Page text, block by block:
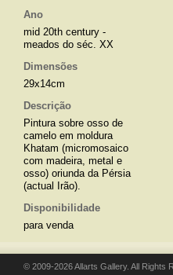
Ano
mid 20th century -
meados do séc. XX
Dimensões
29x14cm
Descrição
Pintura sobre osso de
camelo em moldura
Khatam (micromosaico
com madeira, metal e
osso) oriunda da Pérsia
(actual Irão).
Disponibilidade
para venda
© 2009-2026 Allarts Gallery. All Rights